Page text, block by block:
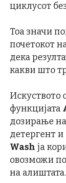
циклусот
Тоа значи
почетокот
дека
какви што
Искуството
функцијата
дозирање
детергент
Wash ја
овозможи
на алиштата.